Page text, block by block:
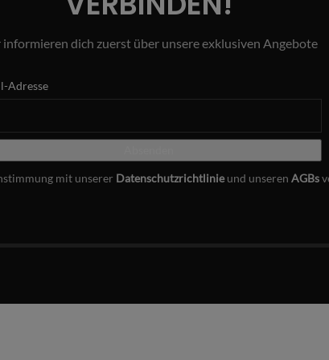
dich zuerst über unsere exklusiven Angebote
Adresse
mit unserer Datenschutzrichtlinie und unseren AGBs